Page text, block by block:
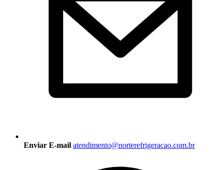
Enviar E-mail atendimento@norterefrigeracao.com.br